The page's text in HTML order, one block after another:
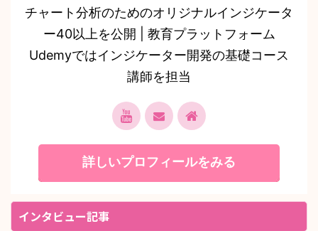
チャート分析のためのオリジナルインジケータ
ー40以上を公開 | 教育プラットフォーム
Udemyではインジケーター開発の基礎コース
講師を担当
詳しいプロフィールをみる
インタビュー記事